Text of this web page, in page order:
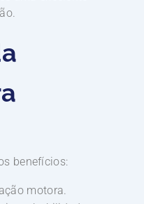
benefícios:
motora.